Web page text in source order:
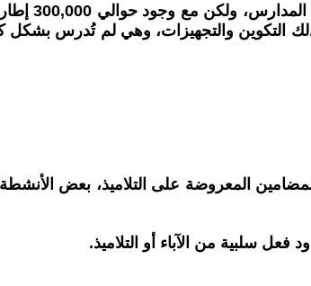
تتطلب عملية التعميم موارد
ذلك التكوين والتجهيزات، وهي لم تُدرس
المعروضة على التلاميذ، بعض
فعل سلبية من الآباء أو التلاميذ.